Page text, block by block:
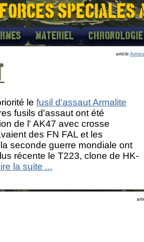
speciales
Materiel Chronologie
article Armes
le fusil d'assaut Armalite
fusils d'assaut ont été
de l' AK47 avec crosse
des FN FAL et les
seconde guerre mondiale ont
récente le T223, clone de HK-
la suite ...